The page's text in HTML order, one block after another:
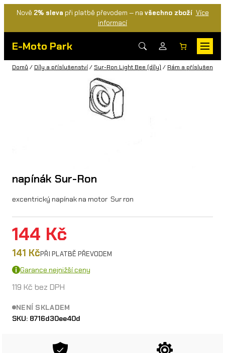
Nově 2% sleva při platbě převodem — na všechno zboží Více
informací
E-Moto Park
Domů / Díly a příslušenství/ Sur-Ron Light Bee (díly) / Rám a příslušenství
napínák Sur-Ron
excentrický napínak na motor Sur ron
144 Kč
141 KčPŘI PLATBĚ PŘEVODEM
Garance nejnižší ceny
119 Kč bez DPH
NENÍ SKLADEM
SKU: 8716d30ee40d